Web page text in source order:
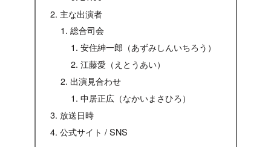
主な出演者
総合司会
安住紳一郎（あずみしんいちろう）
江藤愛（えとうあい）
出演見合わせ
中居正広（なかいまさひろ）
放送日時
公式サイト / SNS